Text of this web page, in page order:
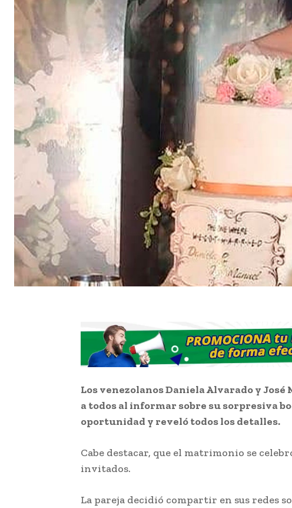
Los venezolanos Daniela Alvarado y
a todos al informar sobre su sorpresiva
oportunidad y reveló todos los detalles.
Cabe destacar, que el matrimonio se
invitados.
La pareja decidió compartir en sus redes